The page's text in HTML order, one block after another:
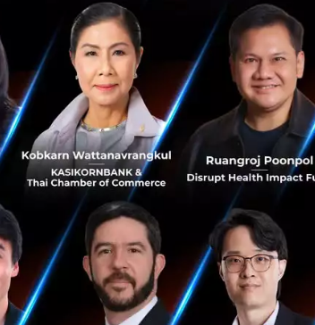
ละโมดูล ใช้งานแค่ไหน ก็จ่ายแค่นั้น โมดูลที่
แค่ตอนที่ใช้งาน นอกจากนี้คือมีการเลือก
ที่เลือก จึงไม่จำเป็นต้องจ่ายเยอะ อีกทั้ง
Azure ที่ใช้บ่อยอีกไหมคะ?
ครับ อย่างของ FavStay
Studio ซึ่งเราสามารถ Deploy งานขึ้นบน
ใช้งานง่าย เป็น Staging และ Production
งรองรับ Visual Studio Online ด้วย
Team Services)